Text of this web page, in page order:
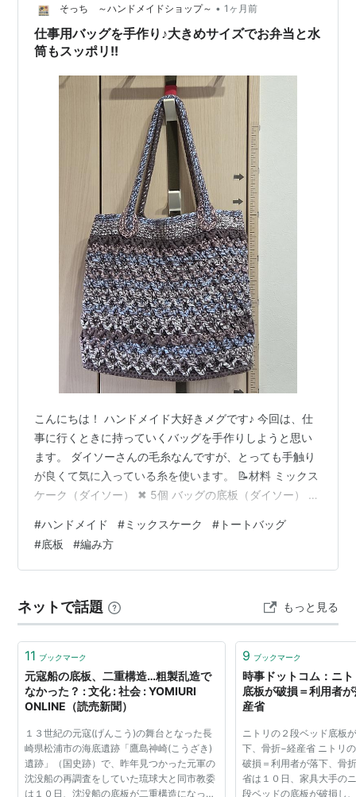
そっち ～ハンドメイドショップ～ • 1ヶ月前
仕事用バッグを手作り♪大きめサイズでお弁当と水
筒もスッポリ!!
こんにちは！ ハンドメイド大好きメグです♪ 今回は、仕
事に行くときに持っていくバッグを手作りしようと思い
ます。 ダイソーさんの毛糸なんですが、とっても手触り
が良くて気に入っている糸を使います。 📝材料 ミックス
ケーク（ダイソー） ✖ 5個 バッグの底板（ダイソー） か
間・・・1週間くらい 難易度 ★★★☆☆ 🔧作り方 ①底
板を作りたいバッグの底の大きさに切る。 ②底板よりも
1周り大きいくらいの大きさのバッグの底を2枚編む。 ③
枚を綴じます。 ④このままの幅でバッグの側面を編んで
いくので、目…
#ハンドメイド #ミックスケーク # トートバッグ
#底板 #編み方
ネットで話題 もっと見る
11 ブックマーク
元寇船の底板、二重構造…粗製乱造で
なかった？ : 文化 : 社会 : YOMIURI
ONLINE（読売新聞）
１３世紀の元寇(げんこう)の舞台となった長
崎県松浦市の海底遺跡「鷹島神崎(こうざき)
遺跡」（国史跡）で、昨年見つかった元軍の
沈没船の再調査をしていた琉球大と同市教委
は１０日、沈没船の底板が二重構造になって
9 ブックマーク
時事ドットコム：ニ
底板が破損＝利用者
産省
ニトリの２段ベッド底板
下、骨折−経産省 ニトリ
破損＝利用者が落下、骨
省は１０日、家具大手の
段ベッドの底板が破損し